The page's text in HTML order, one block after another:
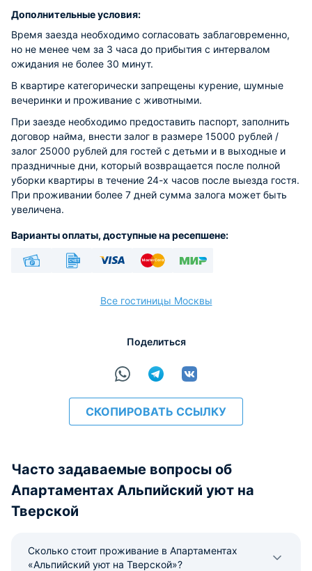
Дополнительные условия:
Время заезда необходимо согласовать заблаговременно,
но не менее чем за 3 часа до прибытия с интервалом
ожидания не более 30 минут.
В квартире категорически запрещены курение, шумные
вечеринки и проживание с животными.
При заезде необходимо предоставить паспорт, заполнить
договор найма, внести залог в размере 15000 рублей /
залог 25000 рублей для гостей с детьми и в выходные и
праздничные дни, который возвращается после полной
уборки квартиры в течение 24-х часов после выезда гостя.
При проживании более 7 дней сумма залога может быть
увеличена.
Варианты оплаты, доступные на ресепшене:
Все гостиницы Москвы
Поделиться
СКОПИРОВАТЬ ССЫЛКУ
Часто задаваемые вопросы об
Апартаментах Альпийский уют на
Тверской
Сколько стоит проживание в Апартаментах
«Альпийский уют на Тверской»?